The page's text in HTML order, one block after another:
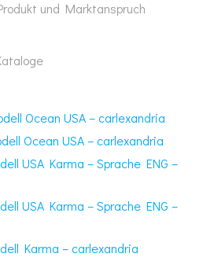
und Marktanspruch
Ocean USA – carlexandria
Ocean USA – carlexandria
USA Karma – Sprache ENG –
USA Karma – Sprache ENG –
Karma – carlexandria